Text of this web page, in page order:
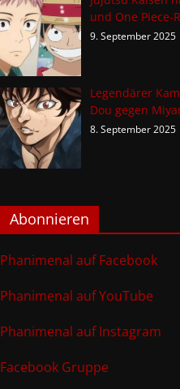
und One Piece-
9. September 2025
Legendärer
Dou gegen
8. September 2025
Abonnieren
Phanimenal auf Facebook
Phanimenal auf YouTube
Phanimenal auf Instagram
Facebook Gruppe